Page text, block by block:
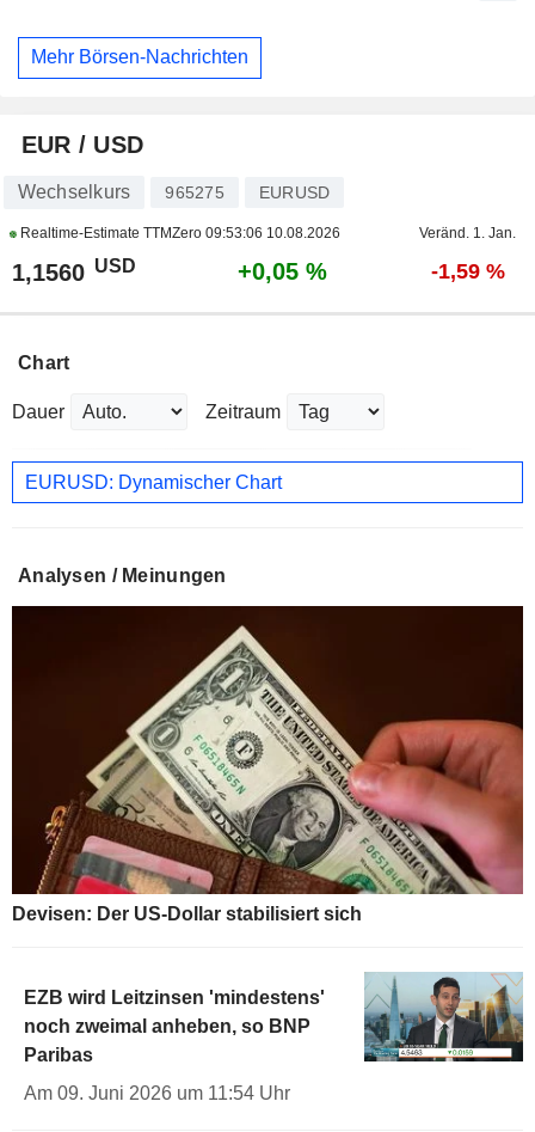
Mehr Börsen-Nachrichten
EUR / USD
Wechselkurs 965275 EURUSD
Realtime-Estimate TTMZero 09:53:06 10.08.2026 Veränd. 1. Jan.
1,1560 USD +0,05 % -1,59 %
Chart
Dauer Zeitraum
EURUSD: Dynamischer Chart
Analysen / Meinungen
Devisen: Der US-Dollar stabilisiert sich
EZB wird Leitzinsen 'mindestens'
noch zweimal anheben, so BNP
Paribas
Am 09. Juni 2026 um 11:54 Uhr